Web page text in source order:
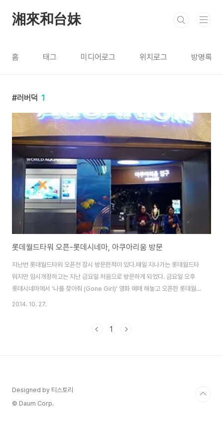
湘來和台妹
홈 태그 미디어로그 위치로그 방명록
러버덕 1
롯데월드타워 오픈-롯데시네마, 아쿠아리움 방문
지난번 롯데월드타워 오픈전 잠시 방문한적이 있다.매일 지나가는 롯데월드타
워지만 임시개장하고는 지난 금요일 처음으로 방문하게 되었다. 금요일 오후
롯데시네마에서 '나를 찾아줘 (Gone Girl)' 영화 예매 해놓고 오픈한 롯데월
드타워 한바퀴를 쭈욱 돌아봤다. 우선 집에서 가까운 엔터동으로 들어가서 쇼
러와 원목느낌으로 까페느낌도 나고 휴식공간도 의자가 아닌 소파가 있어 편안
2014. 10. 27.
1
Designed by 티스토리
© Daum Corp.